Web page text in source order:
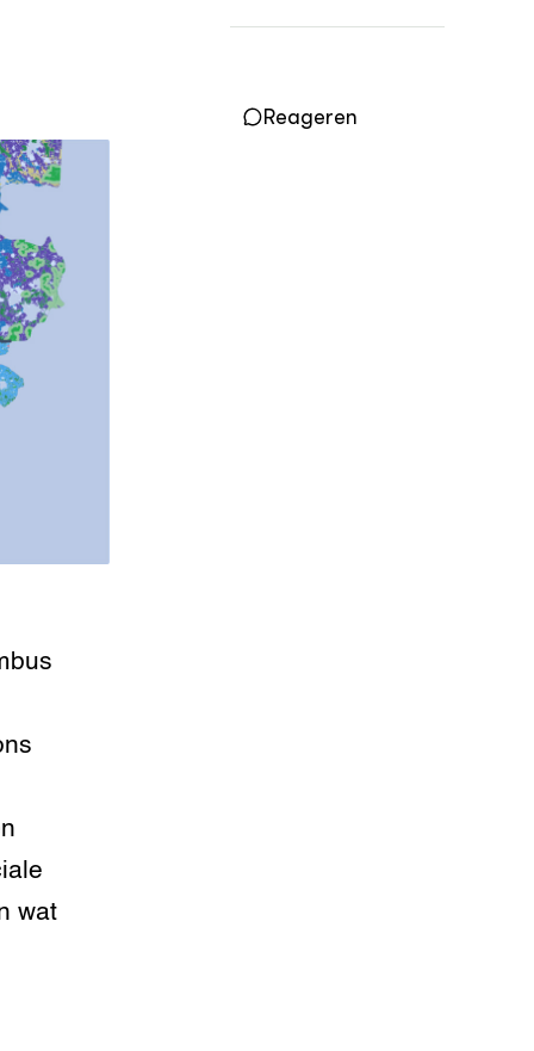
Wiki Groen Kennisnet
Search the Knowledge base
wat
Reageren